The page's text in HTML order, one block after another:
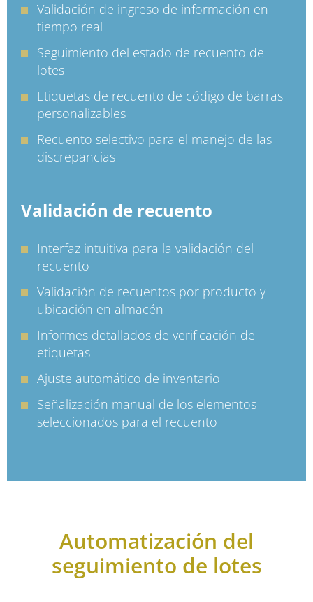
Validación de ingreso de información en
tiempo real
Seguimiento del estado de recuento de
lotes
Etiquetas de recuento de código de barras
personalizables
Recuento selectivo para el manejo de las
discrepancias
Validación de recuento
Interfaz intuitiva para la validación del
recuento
Validación de recuentos por producto y
ubicación en almacén
Informes detallados de verificación de
etiquetas
Ajuste automático de inventario
Señalización manual de los elementos
seleccionados para el recuento
Automatización del
seguimiento de lotes